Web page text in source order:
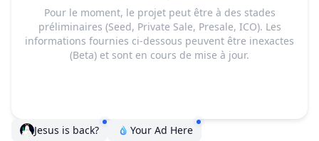
Pour le moment, le projet peut être à des stades
préliminaires (Seed, Private Sale, Presale, ICO). Les
informations fournies ci-dessous peuvent être inexactes
(Beta) et sont en cours de mise à jour.
Jesus is back? Your Ad Here